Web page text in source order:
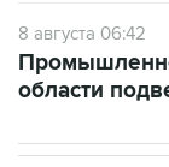
8 августа 06:42
области